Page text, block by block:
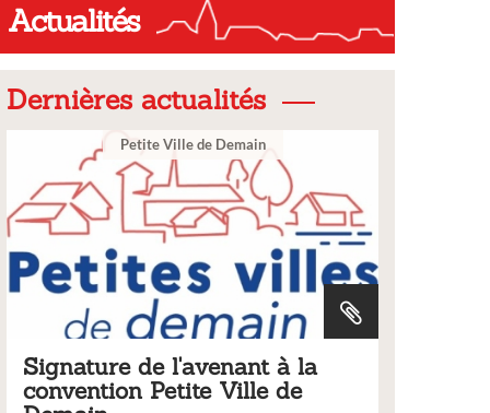
Actualités
Dernières actualités
Ville
Tarifs 2026 des services
municipaux